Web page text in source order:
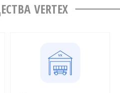
VERTEX